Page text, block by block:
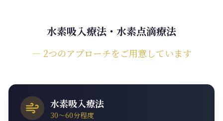
水素吸入療法・水素点滴療法
― 2つのアプローチをご用意しています
水素吸入療法
30〜60分程度